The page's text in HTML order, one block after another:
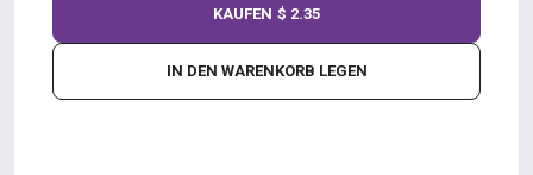
IN DEN WARENKORB LEGEN
KAUFEN $ 2.35